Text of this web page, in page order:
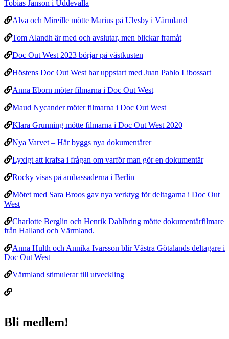
Tobias Janson i Uddevalla
Alva och Mireille mötte Marius på Ulvsby i Värmland
Tom Alandh är med och avslutar, men blickar framåt
Doc Out West 2023 börjar på västkusten
Höstens Doc Out West har uppstart med Juan Pablo Libossart
Anna Eborn möter filmarna i Doc Out West
Maud Nycander möter filmarna i Doc Out West
Klara Grunning mötte filmarna i Doc Out West 2020
Nya Varvet – Här byggs nya dokumentärer
Lyxigt att krafsa i frågan om varför man gör en dokumentär
Rocky visas på ambassaderna i Berlin
Mötet med Sara Broos gav nya verktyg för deltagarna i Doc Out
West
Charlotte Berglin och Henrik Dahlbring mötte dokumentärfilmare
från Halland och Värmland.
Anna Hulth och Annika Ivarsson blir Västra Götalands deltagare i
Doc Out West
Värmland stimulerar till utveckling
Bli medlem!